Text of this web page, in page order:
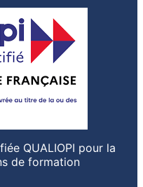
QUALIOPI pour la
de formation